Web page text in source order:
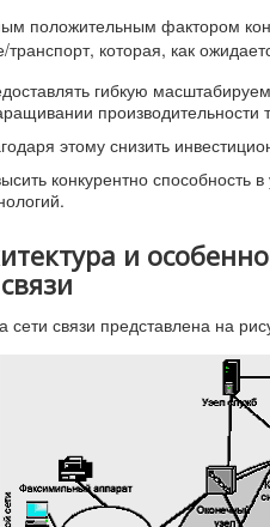
положительным фактором
транспорт, которая, как
гибкую
производительности
этому снизить
конкурентно
и
сети связи представлена на